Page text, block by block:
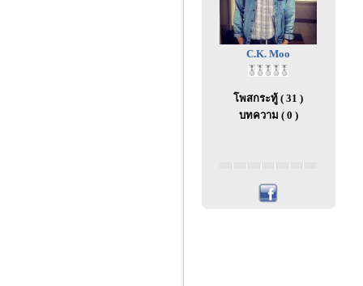
C.K. Moo
โพสกระทู้ ( 31 )
บทความ ( 0 )